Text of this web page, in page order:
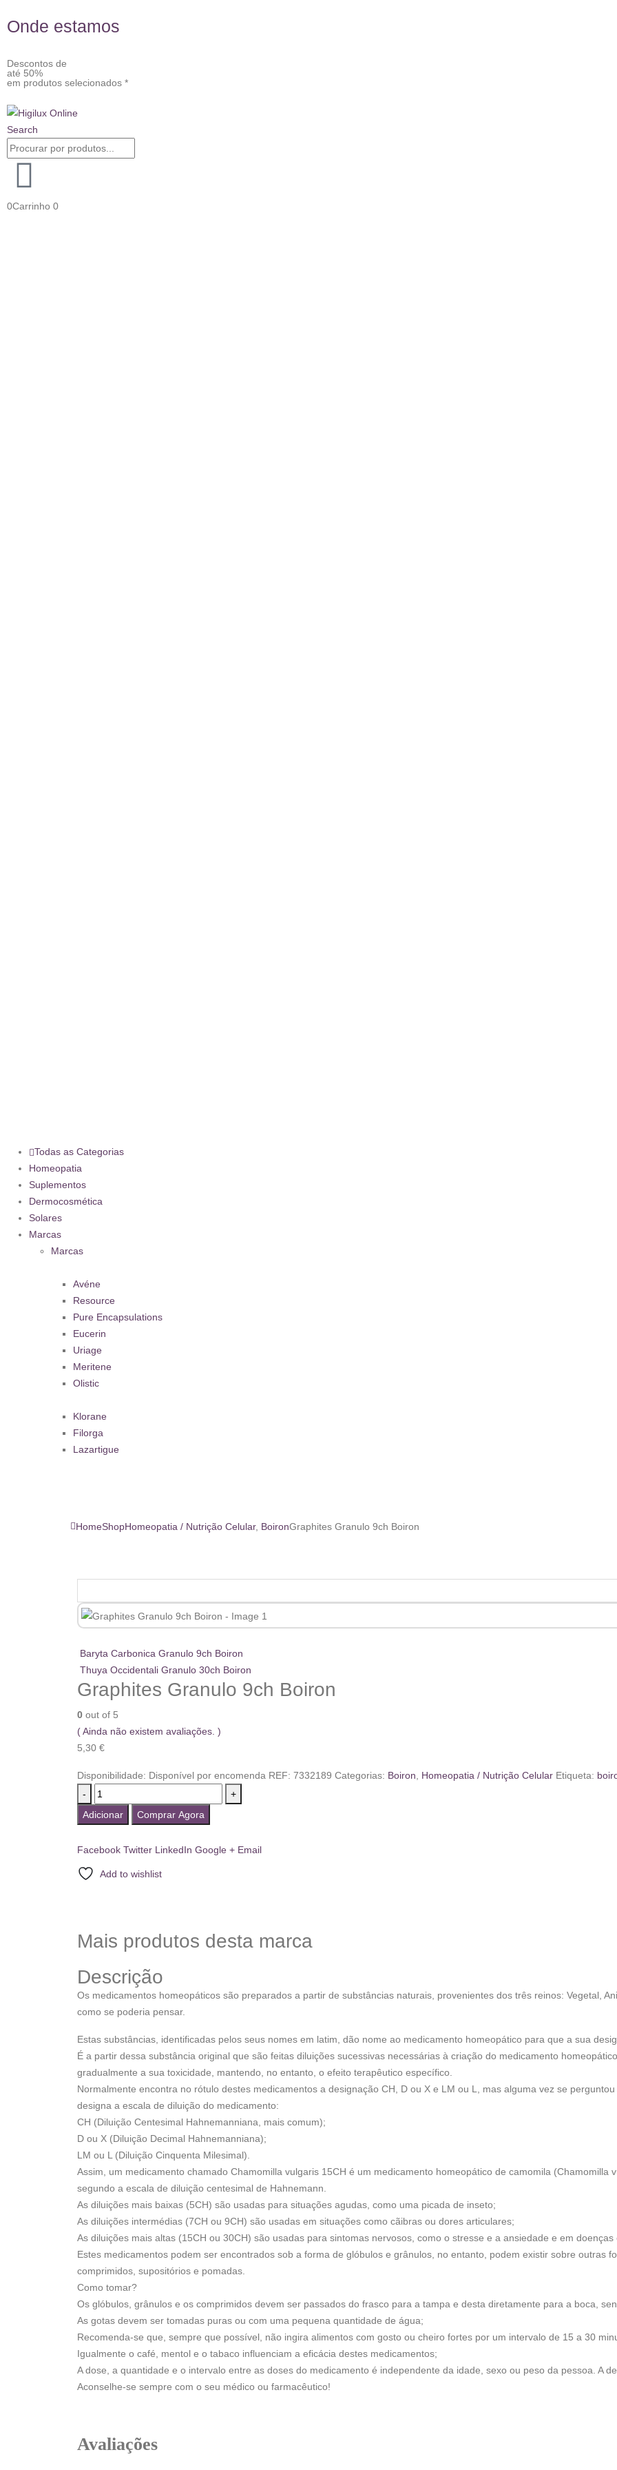
Onde estamos
Descontos de
até 50%
em produtos selecionados *
Search
0Carrinho 0
Todas as Categorias
Homeopatia
Suplementos
Dermocosmética
Solares
Marcas
Marcas
Avéne
Resource
Pure Encapsulations
Eucerin
Uriage
Meritene
Olistic
Klorane
Filorga
Lazartigue
HomeShopHomeopatia / Nutrição Celular, BoironGraphites Granulo 9ch Boiron
Baryta Carbonica Granulo 9ch Boiron
Thuya Occidentali Granulo 30ch Boiron
Graphites Granulo 9ch Boiron
0 out of 5
( Ainda não existem avaliações. )
5,30 €
Disponibilidade: Disponível por encomenda REF: 7332189 Categorias: Boiron Homeopatia / Nutrição Celular Etiqueta:
-
+
Adicionar
Comprar Agora
Facebook Twitter LinkedIn Google + Email
Add to wishlist
Mais produtos desta marca
Descrição
Os medicamentos homeopáticos são preparados a partir de substâncias naturais, provenientes dos três reinos: Vegetal,
como se poderia pensar.
Estas substâncias, identificadas pelos seus nomes em latim, dão nome ao medicamento homeopático para que a sua
É a partir dessa substância original que são feitas diluições sucessivas necessárias à criação do medicamento
gradualmente a sua toxicidade, mantendo, no entanto, o efeito terapêutico específico.
Normalmente encontra no rótulo destes medicamentos a designação CH, D ou X e LM ou L, mas alguma vez se
designa a escala de diluição do medicamento:
CH (Diluição Centesimal Hahnemanniana, mais comum);
D ou X (Diluição Decimal Hahnemanniana);
LM ou L (Diluição Cinquenta Milesimal).
Assim, um medicamento chamado Chamomilla vulgaris 15CH é um medicamento homeopático de camomila (Chamomilla
segundo a escala de diluição centesimal de Hahnemann.
As diluições mais baixas (5CH) são usadas para situações agudas, como uma picada de inseto;
As diluições intermédias (7CH ou 9CH) são usadas em situações como cãibras ou dores articulares;
As diluições mais altas (15CH ou 30CH) são usadas para sintomas nervosos, como o stresse e a ansiedade e em doenças
Estes medicamentos podem ser encontrados sob a forma de glóbulos e grânulos, no entanto, podem existir sobre outras
comprimidos, supositórios e pomadas.
Como tomar?
Os glóbulos, grânulos e os comprimidos devem ser passados do frasco para a tampa e desta diretamente para a boca,
As gotas devem ser tomadas puras ou com uma pequena quantidade de água;
Recomenda-se que, sempre que possível, não ingira alimentos com gosto ou cheiro fortes por um intervalo de 15 a 30
Igualmente o café, mentol e o tabaco influenciam a eficácia destes medicamentos;
A dose, a quantidade e o intervalo entre as doses do medicamento é independente da idade, sexo ou peso da pessoa. A
Aconselhe-se sempre com o seu médico ou farmacêutico!
Avaliações